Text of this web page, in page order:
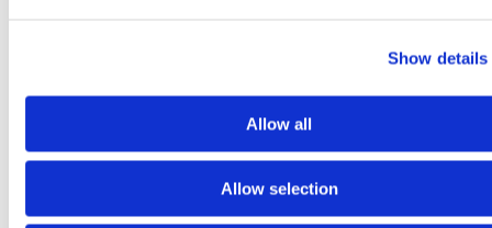
Show details
Allow all
Allow selection